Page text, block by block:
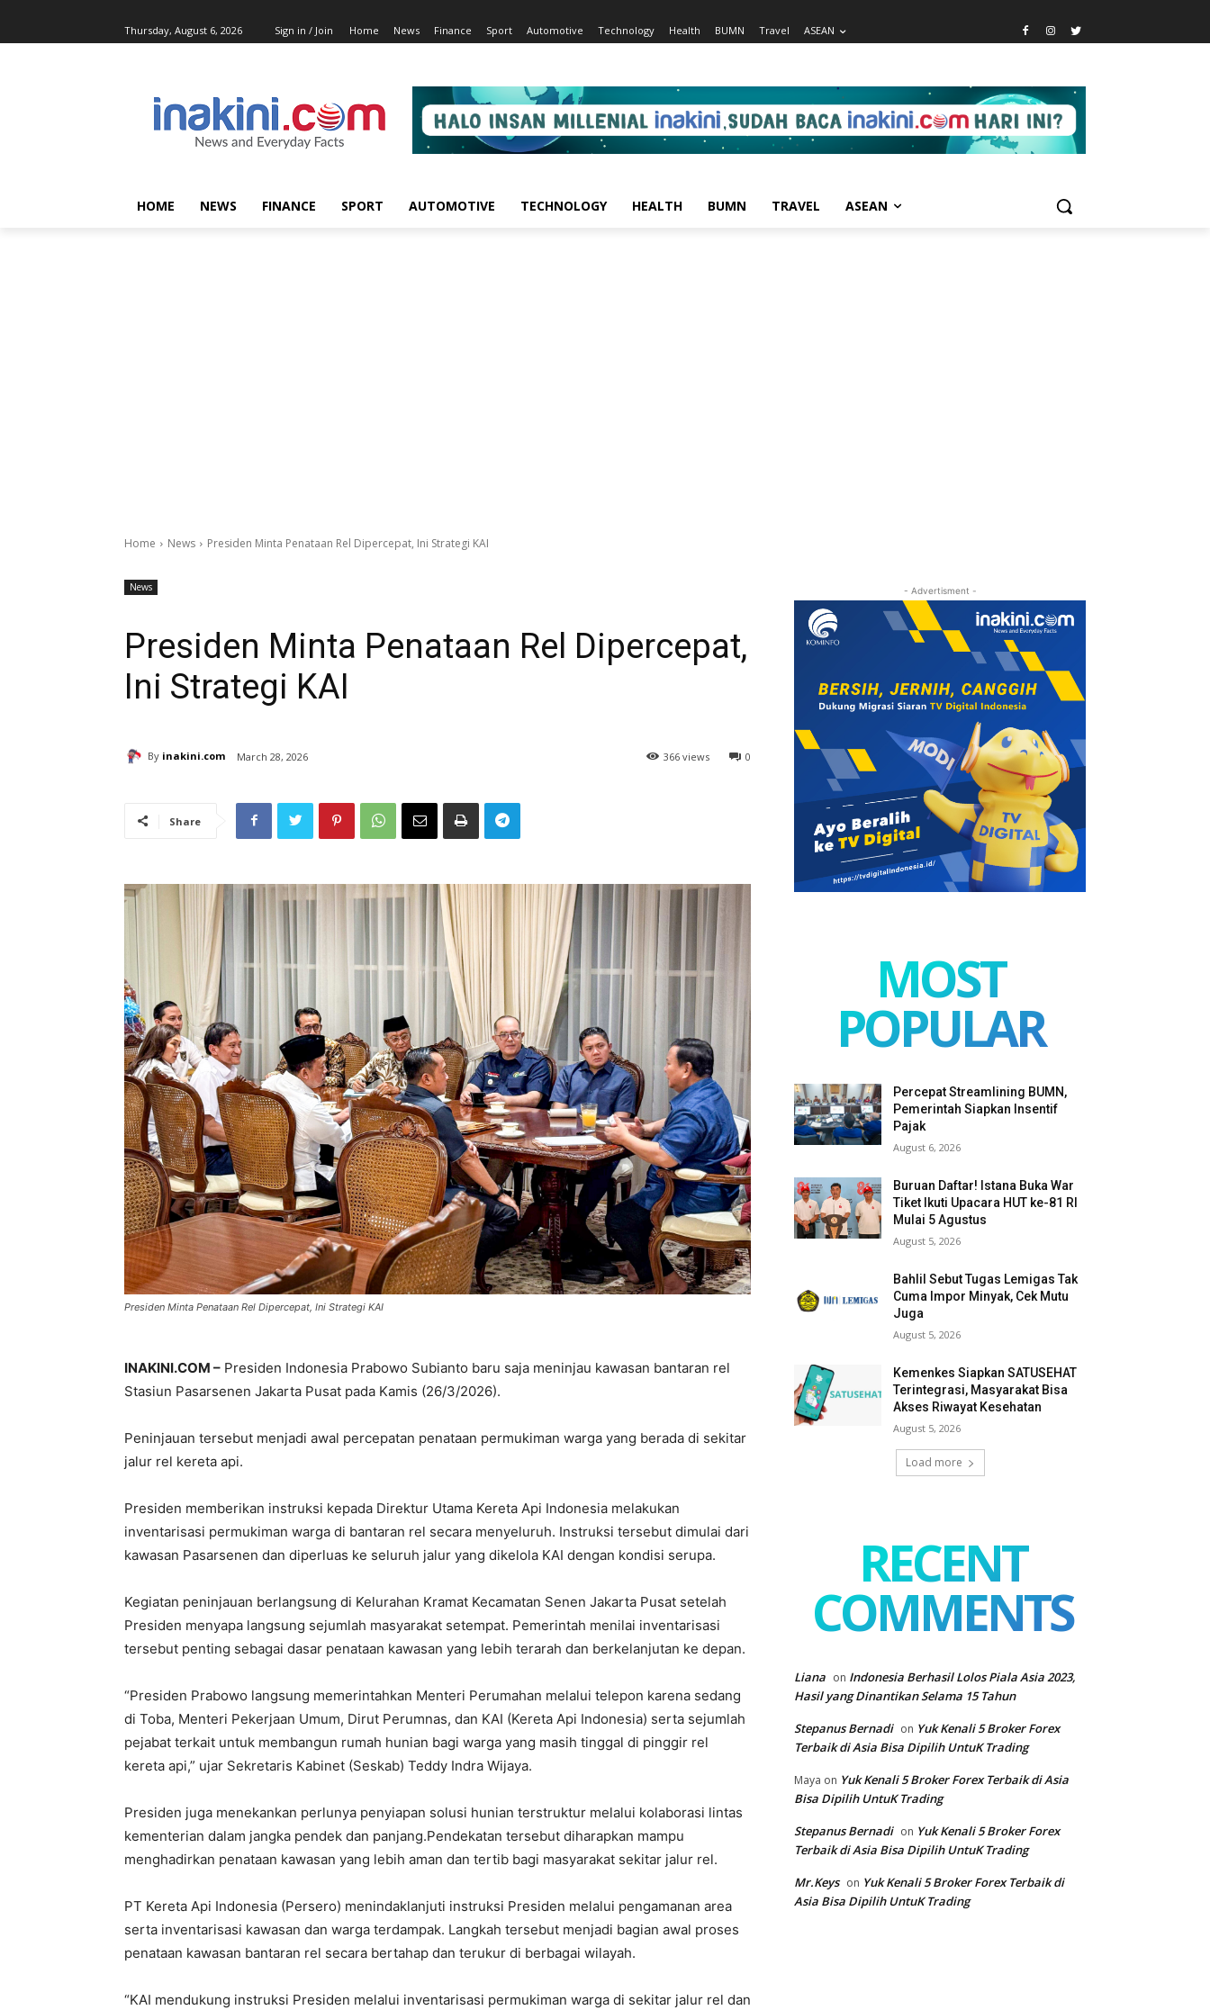
Thursday, August 6, 2026 Sign in / Join Home News Finance Sport Automotive Technology Health BUMN Travel ASEAN
HOME NEWS FINANCE SPORT AUTOMOTIVE TECHNOLOGY HEALTH BUMN TRAVEL ASEAN
Home News Presiden Minta Penataan Rel Dipercepat, Ini Strategi KAI
News
Presiden Minta Penataan Rel Dipercepat,
Ini Strategi KAI
By inakini.com March 28, 2026 0
366 views
Share
Presiden Minta Penataan Rel Dipercepat, Ini Strategi KAI
INAKINI.COM – Presiden Indonesia Prabowo Subianto baru saja meninjau kawasan bantaran rel
Stasiun Pasarsenen Jakarta Pusat pada Kamis (26/3/2026).
Peninjauan tersebut menjadi awal percepatan penataan permukiman warga yang berada di sekitar
jalur rel kereta api.
Presiden memberikan instruksi kepada Direktur Utama Kereta Api Indonesia melakukan
inventarisasi permukiman warga di bantaran rel secara menyeluruh. Instruksi tersebut dimulai dari
kawasan Pasarsenen dan diperluas ke seluruh jalur yang dikelola KAI dengan kondisi serupa.
Kegiatan peninjauan berlangsung di Kelurahan Kramat Kecamatan Senen Jakarta Pusat setelah
Presiden menyapa langsung sejumlah masyarakat setempat. Pemerintah menilai inventarisasi
tersebut penting sebagai dasar penataan kawasan yang lebih terarah dan berkelanjutan ke depan.
“Presiden Prabowo langsung memerintahkan Menteri Perumahan melalui telepon karena sedang
di Toba, Menteri Pekerjaan Umum, Dirut Perumnas, dan KAI (Kereta Api Indonesia) serta sejumlah
pejabat terkait untuk membangun rumah hunian bagi warga yang masih tinggal di pinggir rel
kereta api,” ujar Sekretaris Kabinet (Seskab) Teddy Indra Wijaya.
Presiden juga menekankan perlunya penyiapan solusi hunian terstruktur melalui kolaborasi lintas
kementerian dalam jangka pendek dan panjang.Pendekatan tersebut diharapkan mampu
menghadirkan penataan kawasan yang lebih aman dan tertib bagi masyarakat sekitar jalur rel.
PT Kereta Api Indonesia (Persero) menindaklanjuti instruksi Presiden melalui pengamanan area
serta inventarisasi kawasan dan warga terdampak. Langkah tersebut menjadi bagian awal proses
penataan kawasan bantaran rel secara bertahap dan terukur di berbagai wilayah.
“KAI mendukung instruksi Presiden melalui inventarisasi permukiman warga di sekitar jalur rel dan
- Advertisment -
MOST
POPULAR
Percepat Streamlining BUMN,
Pemerintah Siapkan Insentif
Pajak
August 6, 2026
Buruan Daftar! Istana Buka War
Tiket Ikuti Upacara HUT ke-81 RI
Mulai 5 Agustus
August 5, 2026
Bahlil Sebut Tugas Lemigas Tak
Cuma Impor Minyak, Cek Mutu
Juga
August 5, 2026
Kemenkes Siapkan SATUSEHAT
Terintegrasi, Masyarakat Bisa
Akses Riwayat Kesehatan
August 5, 2026
Load more
RECENT
COMMENTS
Liana on Indonesia Berhasil Lolos Piala Asia 2023,
Hasil yang Dinantikan Selama 15 Tahun
Stepanus Bernadi on Yuk Kenali 5 Broker Forex
Terbaik di Asia Bisa Dipilih UntuK Trading
Maya on Yuk Kenali 5 Broker Forex Terbaik di Asia
Bisa Dipilih UntuK Trading
Stepanus Bernadi on Yuk Kenali 5 Broker Forex
Terbaik di Asia Bisa Dipilih UntuK Trading
Mr.Keys on Yuk Kenali 5 Broker Forex Terbaik di
Asia Bisa Dipilih UntuK Trading